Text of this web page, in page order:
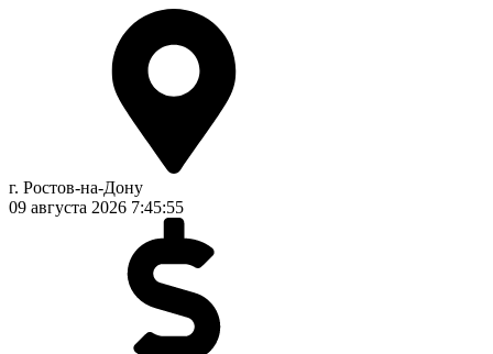
г. Ростов-на-Дону
09 августа 2026 7:45:55